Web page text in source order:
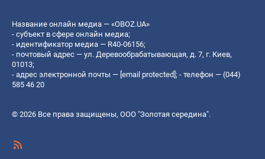
Название онлайн медиа — «OBOZ.UA»
- субъект в сфере онлайн медиа;
- идентификатор медиа — R40-06156;
- почтовый адрес — ул. Деревообрабатывающая, д. 7, г. Киев,
01013;
- адрес электронной почты — [email protected] ; - телефон — (044)
585 46 20
© 2026 Все права защищены, ООО "Золотая середина".